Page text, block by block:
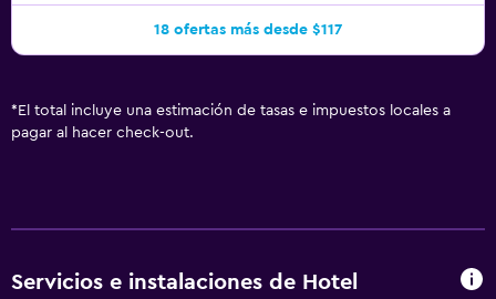
18 ofertas más desde $117
* El total incluye una estimación de tasas e impuestos locales a
pagar al hacer check-out.
Servicios e instalaciones de Hotel